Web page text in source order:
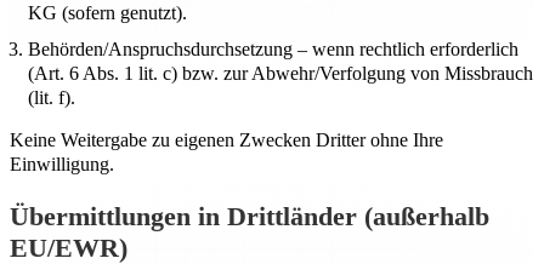
KG (sofern genutzt).
Behörden/Anspruchsdurchsetzung – wenn rechtlich erforderlich
(Art. 6 Abs. 1 lit. c) bzw. zur Abwehr/Verfolgung von Missbrauch
(lit. f).
Keine Weitergabe zu eigenen Zwecken Dritter ohne Ihre
Einwilligung.
Übermittlungen in Drittländer (außerhalb
EU/EWR)